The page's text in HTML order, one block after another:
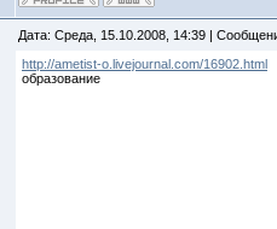
Дата: Среда, 15.10.2008, 14:39 |
http://ametist-o.livejournal.com/16902.html
образование